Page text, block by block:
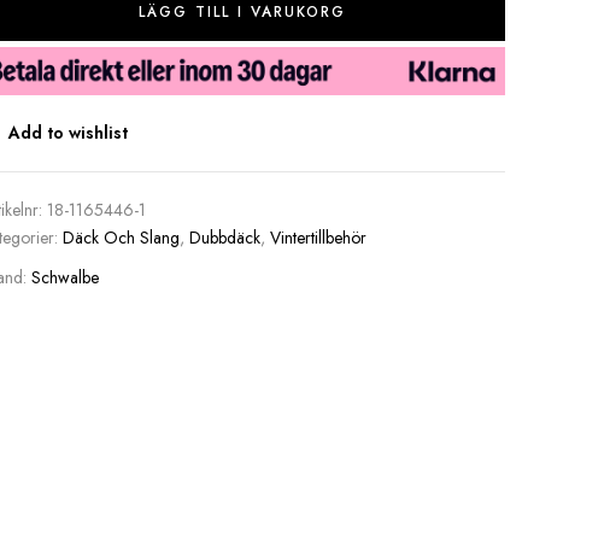
LÄGG TILL I VARUKORG
Add to wishlist
18-1165446-1
Däck Och Slang, Dubbdäck, Vintertillbehör
Schwalbe